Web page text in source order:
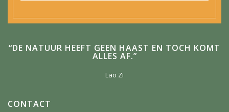
“DE NATUUR HEEFT GEEN HAAST EN TOCH KOMT
ALLES AF.”
Lao Zi
CONTACT